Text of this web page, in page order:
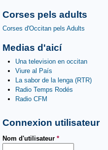
Corses pels adults
Corses d'Occitan pels Adults
Medias d'aicí
Una television en occitan
Viure al País
La sabor de la lenga (RTR)
Radio Temps Rodés
Radio CFM
Connexion utilisateur
Nom d'utilisateur *